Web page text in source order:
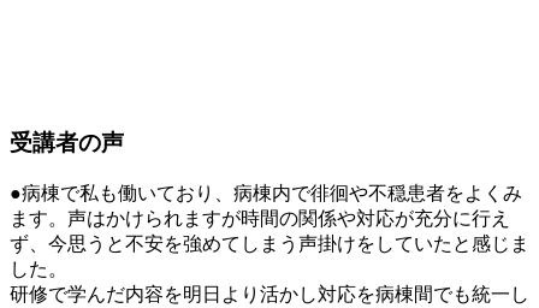
受講者の声
●病棟で私も働いており、病棟内で徘徊や不穏患者をよくみ
ます。声はかけられますが時間の関係や対応が充分に行え
ず、今思うと不安を強めてしまう声掛けをしていたと感じま
した。
研修で学んだ内容を明日より活かし対応を病棟間でも統一し